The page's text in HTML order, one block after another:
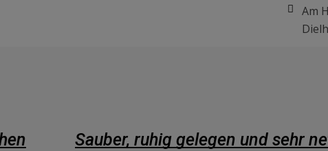
Am
gelegen und sehr nette Besitzer!